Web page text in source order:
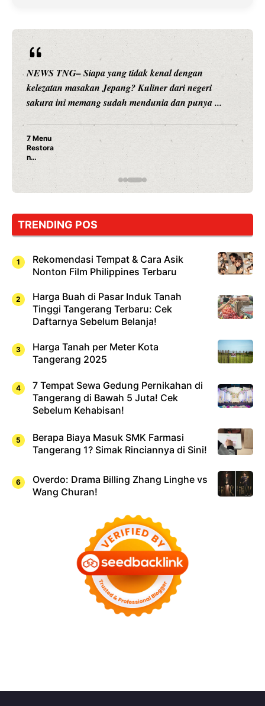
...
NEWS TNG– Siapa sangka, dua nama
hiburan, Nunung Srimulat dan Vicky
merambah dunia kuliner dengan ...
Nunung Srimulat & Vicky Prasetyo
Rahasia Mami Bikin Nagih!
TRENDING POS
Rekomendasi Tempat & Cara Asik
Nonton Film Philippines Terbaru
Harga Buah di Pasar Induk Tanah
Tinggi Tangerang Terbaru: Cek
Daftarnya Sebelum Belanja!
Harga Tanah per Meter Kota
Tangerang 2025
7 Tempat Sewa Gedung Pernikahan di
Tangerang di Bawah 5 Juta! Cek
Sebelum Kehabisan!
Berapa Biaya Masuk SMK Farmasi
Tangerang 1? Simak Rinciannya di Sini!
Overdo: Drama Billing Zhang Linghe vs
Wang Churan!